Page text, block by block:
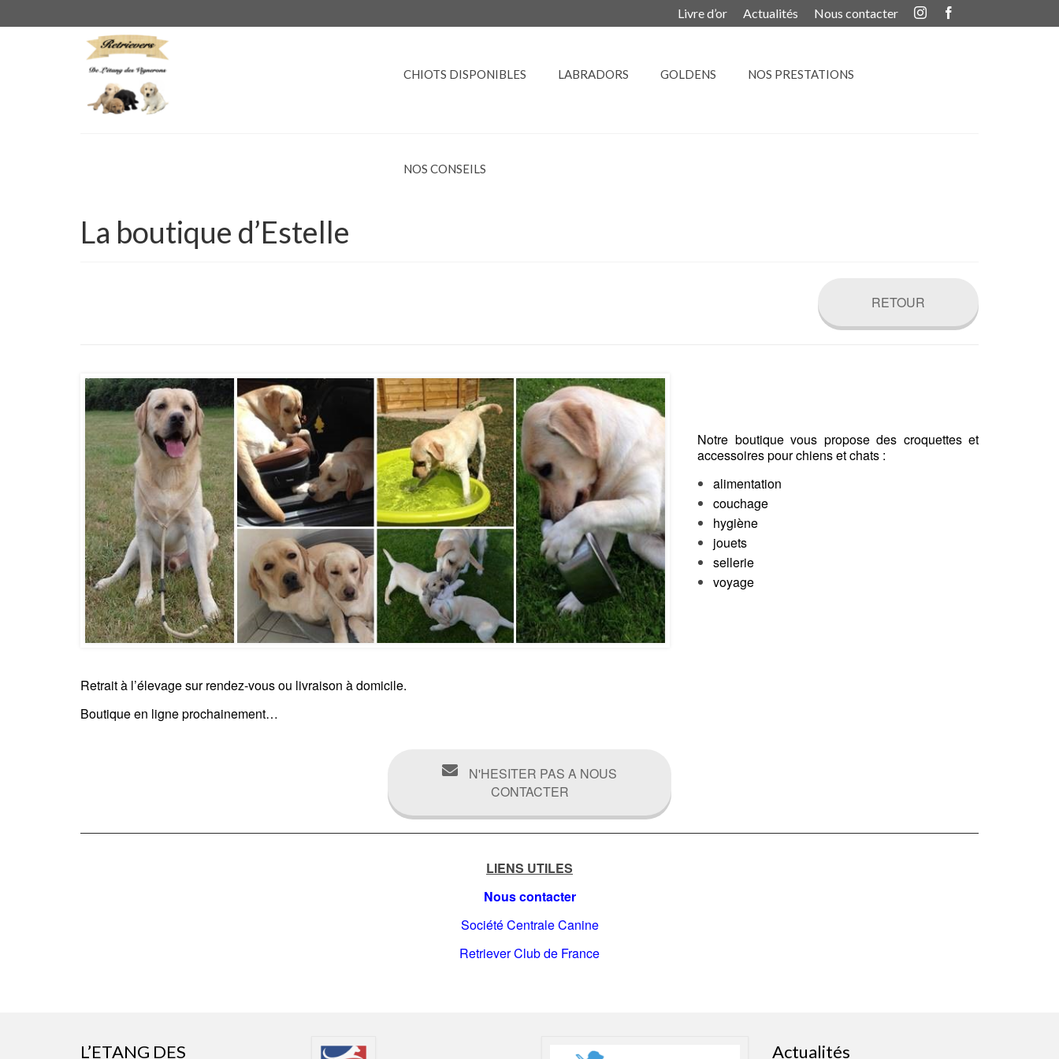
Livre d’or Actualités Nous contacter
CHIOTS DISPONIBLES LABRADORS GOLDENS NOS PRESTATIONS
NOS CONSEILS
La boutique d’Estelle
RETOUR
Notre boutique vous propose des croquettes et
accessoires pour chiens et chats :
alimentation
couchage
hygiène
jouets
sellerie
voyage
Retrait à l’élevage sur rendez-vous ou livraison à domicile.
Boutique en ligne prochainement…
N'HESITER PAS A NOUS
CONTACTER
LIENS UTILES
Nous contacter
Société Centrale Canine
Retriever Club de France
L’ETANG DES Actualités